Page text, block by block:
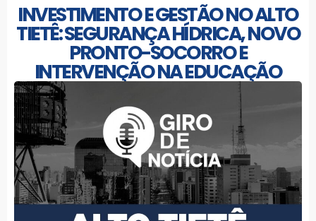
INVESTIMENTO E GESTÃO NO ALTO
TIETÊ: SEGURANÇA HÍDRICA, NOVO
PRONTO-SOCORRO E
INTERVENÇÃO NA EDUCAÇÃO